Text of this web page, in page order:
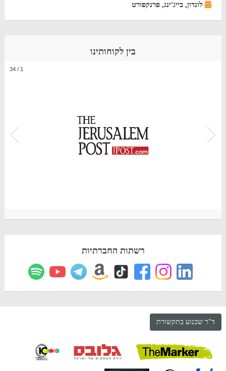
לונדון, בייג'ינג, פרנקפורט
בין לקוחותינו
1
/
34
רשתות החברתיות
ד"ר שכנוע בתקשורת